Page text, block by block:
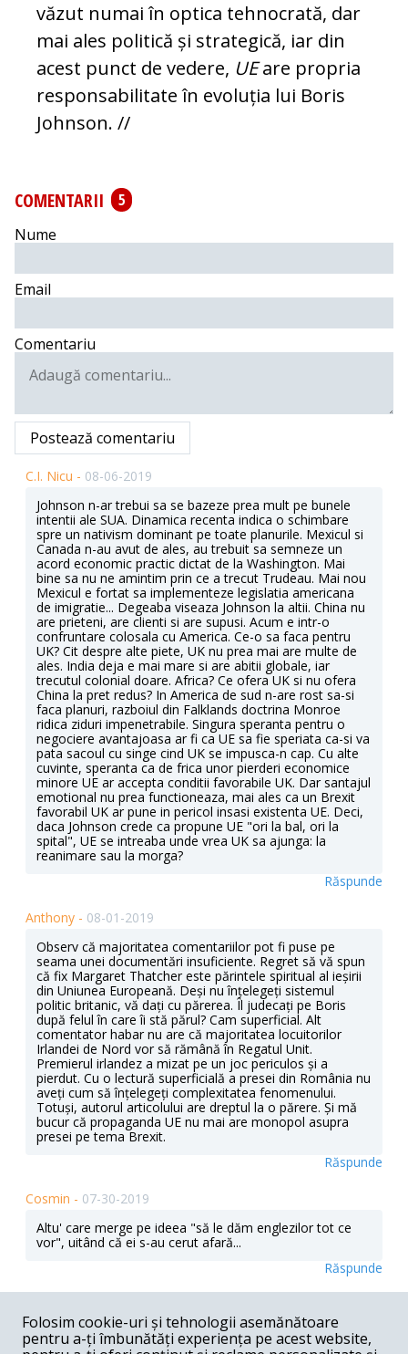
văzut numai în optica tehnocrată, dar
mai ales politică și strategică, iar din
acest punct de vedere, UEare propria
responsabilitate în evoluția lui Boris
John­son. //
COMENTARII
5
Nume
Email
Comentariu
Postează comentariu
C.I. Nicu - 08-06-2019
Johnson n-ar trebui sa se bazeze prea mult pe bunele
intentii ale SUA. Dinamica recenta indica o schimbare
spre un nativism dominant pe toate planurile. Mexicul si
Canada n-au avut de ales, au trebuit sa semneze un
acord economic practic dictat de la Washington. Mai
bine sa nu ne amintim prin ce a trecut Trudeau. Mai nou
Mexicul e fortat sa implementeze legislatia americana
de imigratie... Degeaba viseaza Johnson la altii. China nu
are prieteni, are clienti si are supusi. Acum e intr-o
confruntare colosala cu America. Ce-o sa faca pentru
UK? Cit despre alte piete, UK nu prea mai are multe de
ales. India deja e mai mare si are abitii globale, iar
trecutul colonial doare. Africa? Ce ofera UK si nu ofera
China la pret redus? In America de sud n-are rost sa-si
faca planuri, razboiul din Falklands doctrina Monroe
ridica ziduri impenetrabile. Singura speranta pentru o
negociere avantajoasa ar fi ca UE sa fie speriata ca-si va
pata sacoul cu singe cind UK se impusca-n cap. Cu alte
cuvinte, speranta ca de frica unor pierderi economice
minore UE ar accepta conditii favorabile UK. Dar santajul
emotional nu prea functioneaza, mai ales ca un Brexit
favorabil UK ar pune in pericol insasi existenta UE. Deci,
daca Johnson crede ca propune UE "ori la bal, ori la
spital", UE se intreaba unde vrea UK sa ajunga: la
reanimare sau la morga?
Răspunde
Anthony - 08-01-2019
Observ că majoritatea comentariilor pot fi puse pe
seama unei documentări insuficiente. Regret să vă spun
că fix Margaret Thatcher este părintele spiritual al ieșirii
din Uniunea Europeană. Deși nu înțelegeți sistemul
politic britanic, vă dați cu părerea. Îl judecați pe Boris
după felul în care îi stă părul? Cam superficial. Alt
comentator habar nu are că majoritatea locuitorilor
Irlandei de Nord vor să rămână în Regatul Unit.
Premierul irlandez a mizat pe un joc periculos și a
pierdut. Cu o lectură superficială a presei din România nu
aveți cum să înțelegeți complexitatea fenomenului.
Totuși, autorul articolului are dreptul la o părere. Și mă
bucur că propaganda UE nu mai are monopol asupra
presei pe tema Brexit.
Răspunde
Cosmin - 07-30-2019
Altu' care merge pe ideea "să le dăm englezilor tot ce
vor", uitând că ei s-au cerut afară...
Răspunde
Responsabilitatea e in primul rind a englezilor. Nu cred
ca Boris sa faca multi purici ca prim mininstru. Mi se
Folosim cookie-uri și tehnologii asemănătoare
pentru a-ți îmbunătăți experiența pe acest website,